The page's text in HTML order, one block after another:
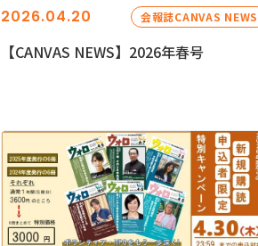
2026.04.20 会報誌CANVAS NEWS
【CANVAS NEWS】2026年春号